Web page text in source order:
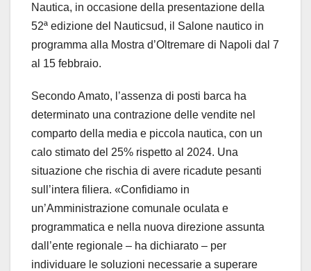
Nautica, in occasione della presentazione della
52ª edizione del Nauticsud, il Salone nautico in
programma alla Mostra d’Oltremare di Napoli dal 7
al 15 febbraio.
Secondo Amato, l’assenza di posti barca ha
determinato una contrazione delle vendite nel
comparto della media e piccola nautica, con un
calo stimato del 25% rispetto al 2024. Una
situazione che rischia di avere ricadute pesanti
sull’intera filiera. «Confidiamo in
un’Amministrazione comunale oculata e
programmatica e nella nuova direzione assunta
dall’ente regionale – ha dichiarato – per
individuare le soluzioni necessarie a superare